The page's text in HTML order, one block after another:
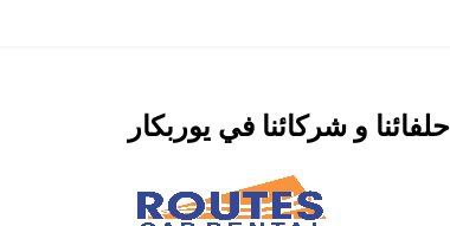
حلفائنا و شركائنا في يوربكار